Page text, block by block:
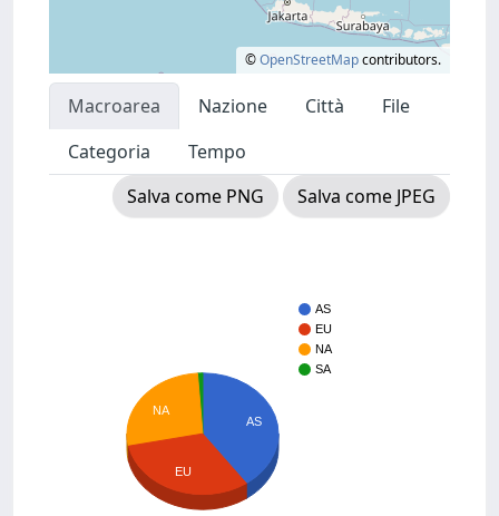
©OpenStreetMapcontributors.
Macroarea Nazione Città
File
Categoria
Tempo
Salva come PNG
Salva come JPEG
AS
EU
NA
SA
AS
NA
EU